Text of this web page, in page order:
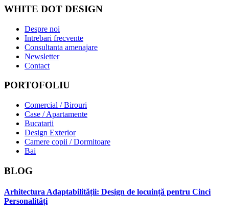
WHITE DOT DESIGN
Despre noi
Intrebari frecvente
Consultanta amenajare
Newsletter
Contact
PORTOFOLIU
Comercial / Birouri
Case / Apartamente
Bucatarii
Design Exterior
Camere copii / Dormitoare
Bai
BLOG
Arhitectura Adaptabilității: Design de locuință pentru Cinci
Personalități